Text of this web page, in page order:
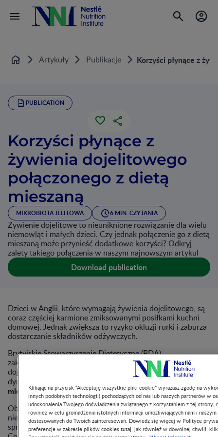
Home Artykuły Publikacje Korzyści płynące z
PUBLICATION
Korzyści płynące z
żywienia dojelitowego
połączonego z dietą
mieszaną
MIKROBIOTA JELITOWA 6 MIN. CZYTANIA
Żywienie dojelitowe to nieuniknione rozwiązanie dla wielu
niemowląt i małych dzieci. Czy jednak połączenie go z dietą
mieszaną może przynieść dodatkowe korzyści? Odkryj
zalety takiego połączenia w naszym najnowszym artykul
Download publication
Dzieci w Anglii, które wymagają żywienia dojelitowego, są
coraz częściej karmione zmiksowanymi posiłkami kuchni
domowej. Jednak zwiększa to ryzyko okluzji rurki i zaburza
dostarczanie składników odżywczych.
Brytyjskie Stowarzyszenie Dietetyczne (BDA)
zaktualizowało swoje stanowisko w sprawie żywienia
dojelitowego, tak aby zachęcić do bardziej otwartej
dyskusji z pacjentami i opiekunami na temat
mieszanych.
Obecnie opracowane żywienie dojelitowe pozwala uniknąć
niedoborów żywieniowych i jest bezpieczne. W badaniach
sprawdzono je pod kątem kryteriów Association for
Klikając na przycisk “Akceptuję wszystkie pliki cookie” wyrażasz zgodę na
innych podobnych technologii) pochodzących od nas lub naszych partnerów w
udoskonalenia Twojego doświadczenia związanego z korzystaniem z tej
również w celu gromadzenia istotnych informacji umożliwiających nam i
dostosowanych do Twoich zainteresowań. Dowiedz się więcej w Polityce
preferencje w zakresie plików cookies tutaj, jak również w dowolnej chwili,